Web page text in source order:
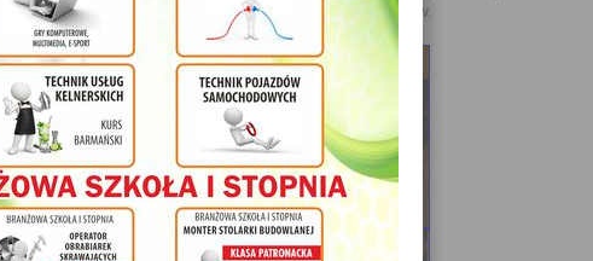
pracy w grupach i angażują wszystkich uczestników warsztatów.